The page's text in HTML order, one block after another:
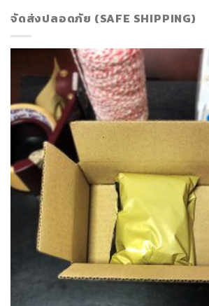
จัดส่งปลอดภัย (SAFE SHIPPING)